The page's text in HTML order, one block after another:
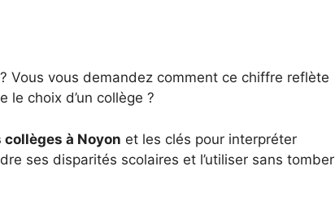
Vous vous demandez comment ce chiffre reflète
le choix d’un collège ?
à Noyon et les clés pour interpréter
ses disparités scolaires et l’utiliser sans tomber